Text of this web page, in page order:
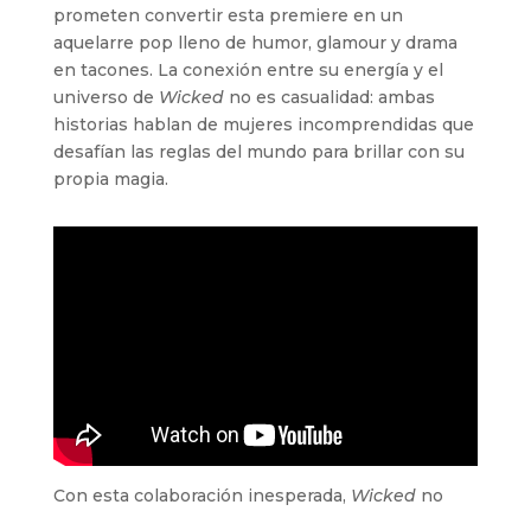
prometen convertir esta premiere en un
aquelarre pop lleno de humor, glamour y drama
en tacones. La conexión entre su energía y el
universo de Wickedno es casualidad: ambas
historias hablan de mujeres incomprendidas que
desafían las reglas del mundo para brillar con su
propia magia.
Con esta colaboración inesperada, Wickedno